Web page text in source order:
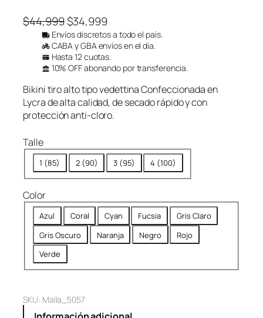
$44,999E
l
p
r
c
i
o
r
g
n
a
l
r
:
$
$34,999E
l
p
r
c
i
o
c
t
u
l
e
s
$
,
Envíos discretos a todo el país.
CABA y GBA envíos en el día.
Hasta 12 cuotas.
10% OFF abonando por transferencia.
Bikini tiro alto tipo vedettina Confeccionada en
Lycra de alta calidad, de secado rápido y con
protección anti-cloro.
Talle
1 (85) 2 (90) 3 (95) 4 (100)
Color
Azul Coral Cyan Fucsia
Gris Claro
Gris Oscuro
Naranja Negro
Rojo
Verde
SKU: Malla_5057